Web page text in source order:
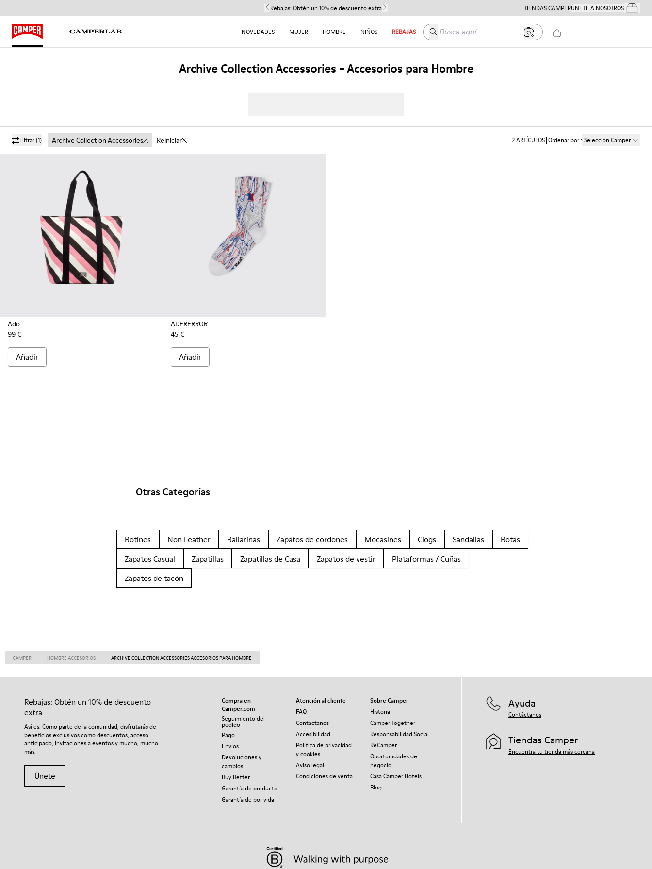
Rebajas: Obtén un 10% de descuento extra TIENDAS CAMPERÚNETE A NOSOTROSTus
NOVEDADES MUJER HOMBRE NIÑOS REBAJAS Busca aquí
Archive Collection Accessories - Accesorios para Hombre
Filtrar(1) Archive Collection Accessories Reiniciar 2ARTÍCULOS Ordenar por: Selección Camper
Ado
99 €
Añadir
ADERERROR
45 €
Añadir
Otras Categorías
Botines Non Leather Bailarinas Zapatos de cordones Mocasines Clogs Sandalias
Botas
Zapatos Casual
Zapatillas Zapatillas de Casa Zapatos de vestir
Plataformas / Cuñas
Zapatos de tacón
CAMPER HOMBRE ACCESORIOS ARCHIVE COLLECTION ACCESSORIES ACCESORIOS PARA HOMBRE
Rebajas: Obtén un 10% de descuento
extra
Así es. Como parte de la comunidad, disfrutarás de
beneficios exclusivos como descuentos, acceso
anticipado, invitaciones a eventos y mucho, mucho
más.
Únete
Compra en
Camper.com
Seguimiento del
pedido
Pago
Envíos
Devoluciones y
cambios
Buy Better
Garantía de producto
Garantía de por vida
Atención al cliente
FAQ
Contáctanos
Accesibilidad
Política de privacidad
y cookies
Aviso legal
Condiciones de venta
Sobre Camper
Historia
Camper Together
Responsabilidad Social
ReCamper
Oportunidades de
negocio
Casa Camper Hotels
Blog
Ayuda
Contáctanos
Tiendas Camper
Encuentra tu tienda más cercana